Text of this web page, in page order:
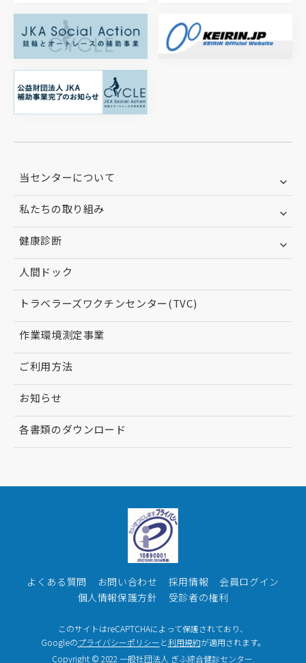
当センターについて
私たちの取り組み
健康診断
人間ドック
トラベラーズワクチンセンター(TVC)
作業環境測定事業
ご利用方法
お知らせ
各書類のダウンロード
よくある質問 お問い合わせ 採用情報
会員ログイン
個人情報保護方針
受診者の権利
このサイトはreCAPTCHAによって保護されており、
Googleのプライバシーポリシーと利用規約が適用されます。
Copyright © 2022 一般社団法人 ぎふ綜合健診センター.